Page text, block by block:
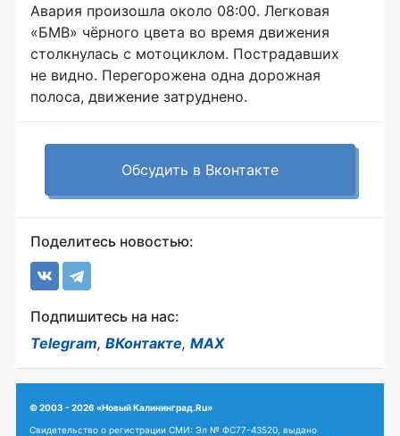
Авария произошла около 08:00. Легковая
«БМВ» чёрного цвета во время движения
столкнулась с мотоциклом. Пострадавших
не видно. Перегорожена одна дорожная
полоса, движение затруднено.
Обсудить в Вконтакте
Поделитесь новостью:
Подпишитесь на нас:
Telegram, ВКонтакте, MAX
© 2003 - 2026 «Новый Калининград.Ru»
Свидетельство о регистрации СМИ: Эл № ФС77-43520, выдано